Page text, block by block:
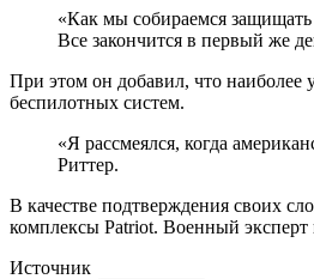
«Как мы собираемся
Все закончится в первый же
При этом он добавил, что наиболее
беспилотных систем.
«Я рассмеялся, когда
Риттер.
В качестве подтверждения своих
комплексы Patriot. Военный эксперт
Источник